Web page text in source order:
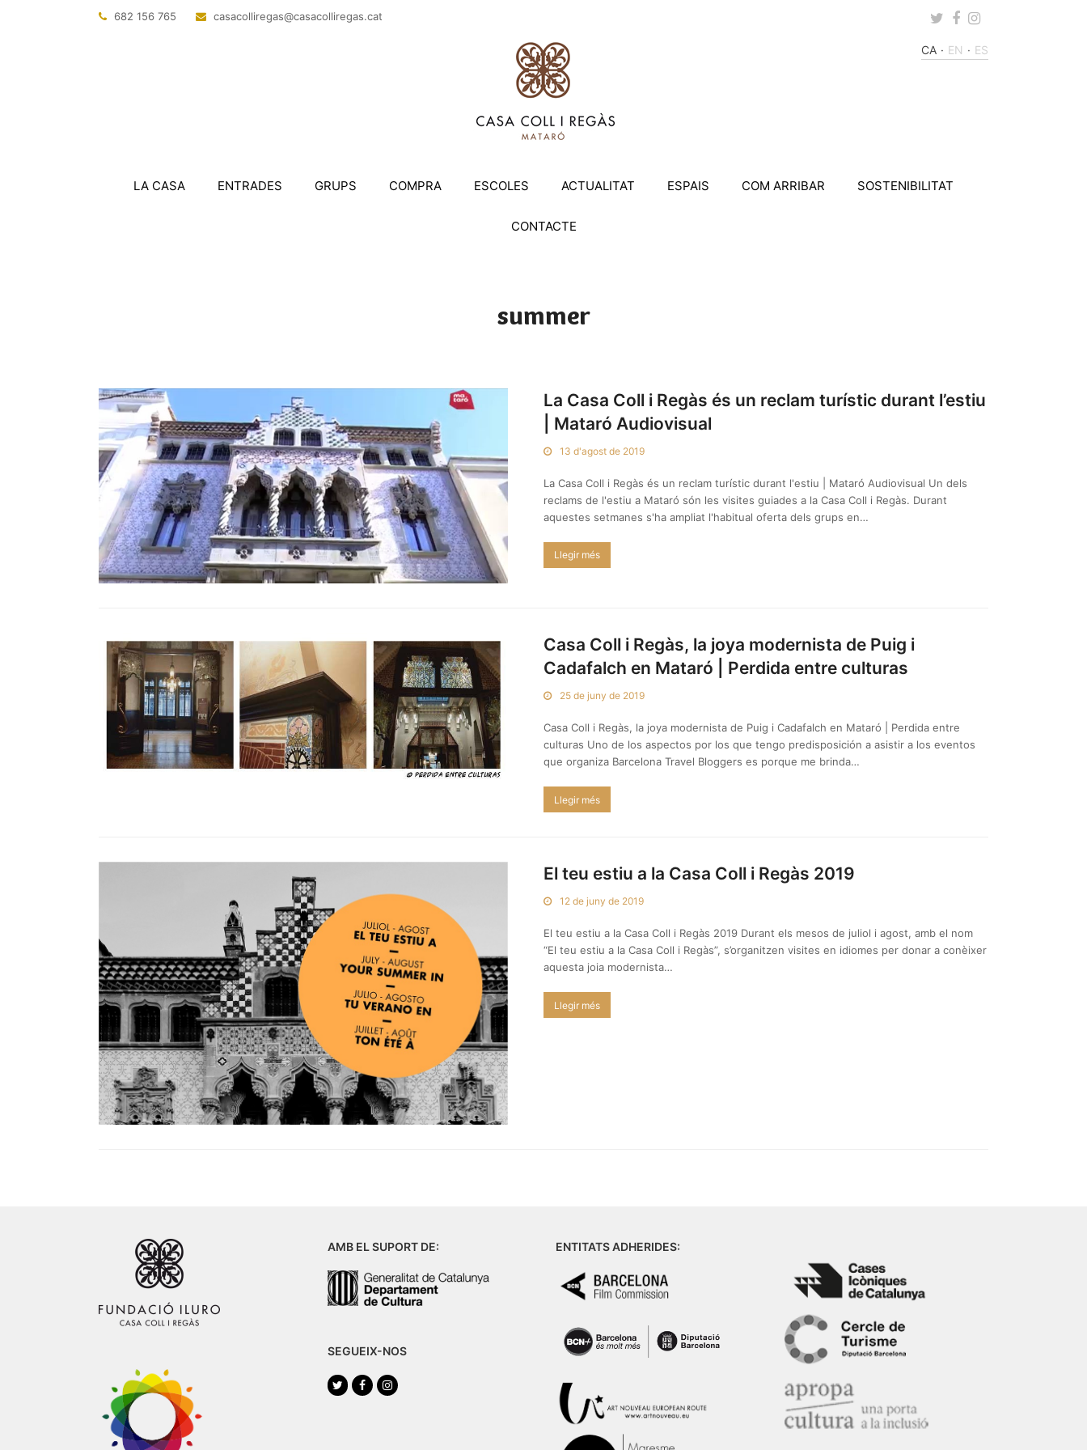
682 156 765 tac.sagerillocasac
@sagerillocasac Twitter
Facebook
Instagram
CA EN ES
LA CASA ENTRADES GRUPS COMPRA ESCOLES ACTUALITAT ESPAIS COM ARRIBAR SOSTENIBILITAT
CONTACTE
summer
La Casa Coll i Regàs és un reclam turístic durant l’estiu
| Mataró Audiovisual
13 d'agost de 2019
La Casa Coll i Regàs és un reclam turístic durant l'estiu | Mataró Audiovisual Un dels
reclams de l'estiu a Mataró són les visites guiades a la Casa Coll i Regàs. Durant
aquestes setmanes s'ha ampliat l'habitual oferta dels grups en…
Llegir més
Casa Coll i Regàs, la joya modernista de Puig i
Cadafalch en Mataró | Perdida entre culturas
25 de juny de 2019
Casa Coll i Regàs, la joya modernista de Puig i Cadafalch en Mataró | Perdida entre
culturas Uno de los aspectos por los que tengo predisposición a asistir a los eventos
que organiza Barcelona Travel Bloggers es porque me brinda…
Llegir més
El teu estiu a la Casa Coll i Regàs 2019
12 de juny de 2019
El teu estiu a la Casa Coll i Regàs 2019 Durant els mesos de juliol i agost, amb el nom
“El teu estiu a la Casa Coll i Regàs”, s’organitzen visites en idiomes per donar a conèixer
aquesta joia modernista…
Llegir més
AMB EL SUPORT DE:
SEGUEIX-NOS
TwitterFacebookInstagram
ENTITATS ADHERIDES: